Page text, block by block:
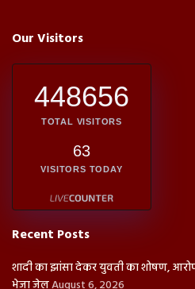
Our Visitors
448656
TOTAL VISITORS
63
VISITORS TODAY
Recent Posts
शादी का झांसा देकर युवती का शोषण,